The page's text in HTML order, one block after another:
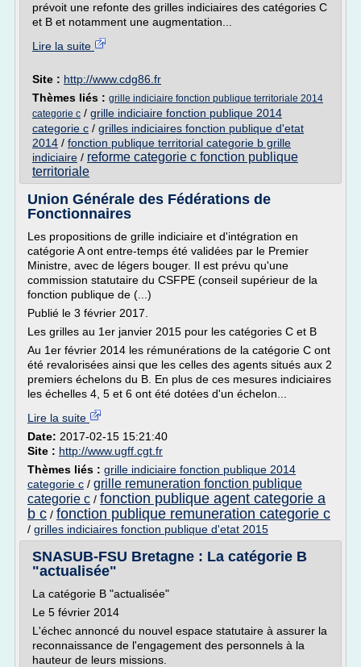
prévoit une refonte des grilles indiciaires des catégories C
et B et notamment une augmentation...
Lire la suite
Site : http://www.cdg86.fr
Thèmes liés : grille indiciaire fonction publique territoriale 2014
categorie c / grille indiciaire fonction publique 2014
categorie c / grilles indiciaires fonction publique d'etat
2014 / fonction publique territorial categorie b grille
indiciaire / reforme categorie c fonction publique
territoriale
Union Générale des Fédérations de
Fonctionnaires
Les propositions de grille indiciaire et d'intégration en
catégorie A ont entre-temps été validées par le Premier
Ministre, avec de légers bouger. Il est prévu qu'une
commission statutaire du CSFPE (conseil supérieur de la
fonction publique de (...)
Publié le 3 février 2017.
Les grilles au 1er janvier 2015 pour les catégories C et B
Au 1er février 2014 les rémunérations de la catégorie C ont
été revalorisées ainsi que les celles des agents situés aux 2
premiers échelons du B. En plus de ces mesures indiciaires
les échelles 4, 5 et 6 ont été dotées d'un échelon...
Lire la suite
Date: 2017-02-15 15:21:40
Site : http://www.ugff.cgt.fr
Thèmes liés : grille indiciaire fonction publique 2014
categorie c / grille remuneration fonction publique
categorie c / fonction publique agent categorie a
b c / fonction publique remuneration categorie c
/ grilles indiciaires fonction publique d'etat 2015
SNASUB-FSU Bretagne : La catégorie B
"actualisée"
La catégorie B "actualisée"
Le 5 février 2014
L'échec annoncé du nouvel espace statutaire à assurer la
reconnaissance de l'engagement des personnels à la
hauteur de leurs missions.